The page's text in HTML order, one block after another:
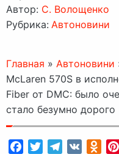
Автор: C. Волощенко
Рубрика: Автоновини
Главная » Автоновини
McLaren 570S в
Fiber от DMC: было
стало безумно дорого
FacebookTwitterTelegram
VK